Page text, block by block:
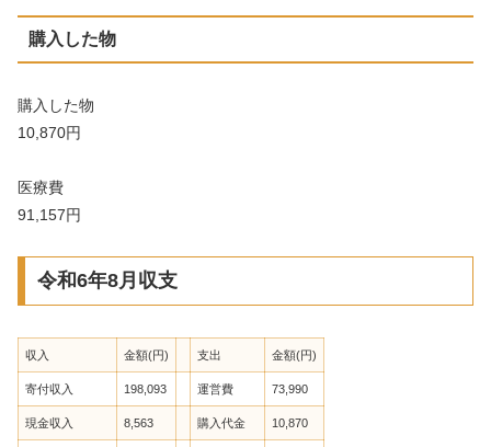
購入した物
購入した物
10,870円
医療費
91,157円
令和6年8月収支
収入 金額(円) 支出 金額(円)
寄付収入 198,093 運営費 73,990
現金収入 8,563 購入代金 10,870